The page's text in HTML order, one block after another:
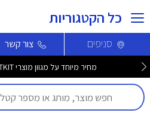
כל הקטגוריות
סניפים צור קשר
מחיר מיוחד על מגוון מוצרי PETKIT לחברי מועדון >>